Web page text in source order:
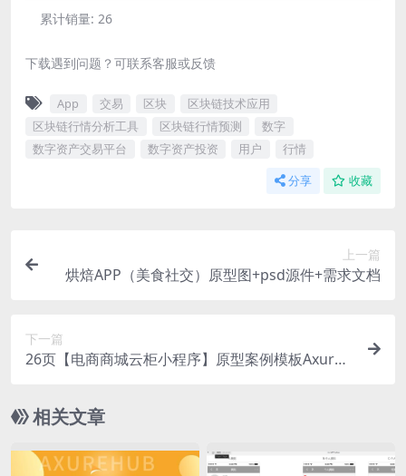
累计销量: 26
下载遇到问题？可联系客服或反馈
App 交易 区块
区块链技术应用
区块链行情分析工具
区块链行情预测
数字
数字资产交易平台
数字资产投资 用户 行情
分享 收藏
上一篇
烘焙APP（美食社交）原型图+psd源件+需求文档
下一篇
26页【电商商城云柜小程序】原型案例模板Axure
相关文章